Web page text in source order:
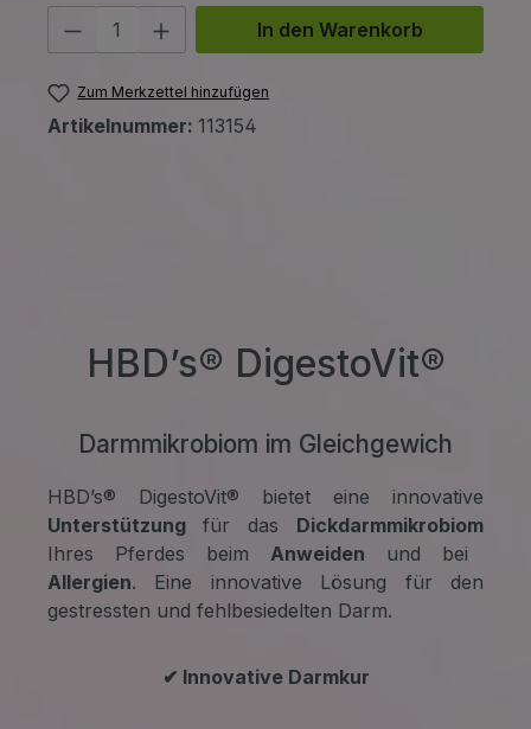
Produkt Anzahl: Gib den
In den Warenkorb
Zum Merkzettel hinzufügen
Artikelnummer: 113154
HBD’s® DigestoVit®
Darmmikrobiom im Gleichgewich
HBD’s® DigestoVit® bietet eine innovative
Unterstützung für das Dickdarmmikrobiom
Ihres Pferdes beim Anweiden und bei
Allergien. Eine innovative Lösung für den
gestressten und fehlbesiedelten Darm.
✔ Innovative Darmkur